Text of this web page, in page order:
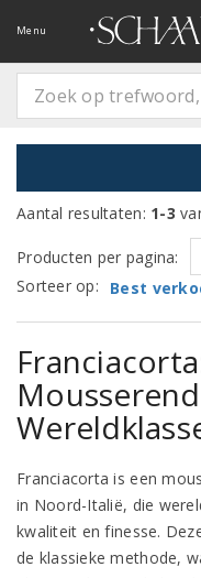
Menu
Aantal resultaten: 1-3
Producten per pagina:
Sorteer op:
Best
Franciacorta is een
in Noord-Italië, die
kwaliteit en finesse.
de klassieke methode,